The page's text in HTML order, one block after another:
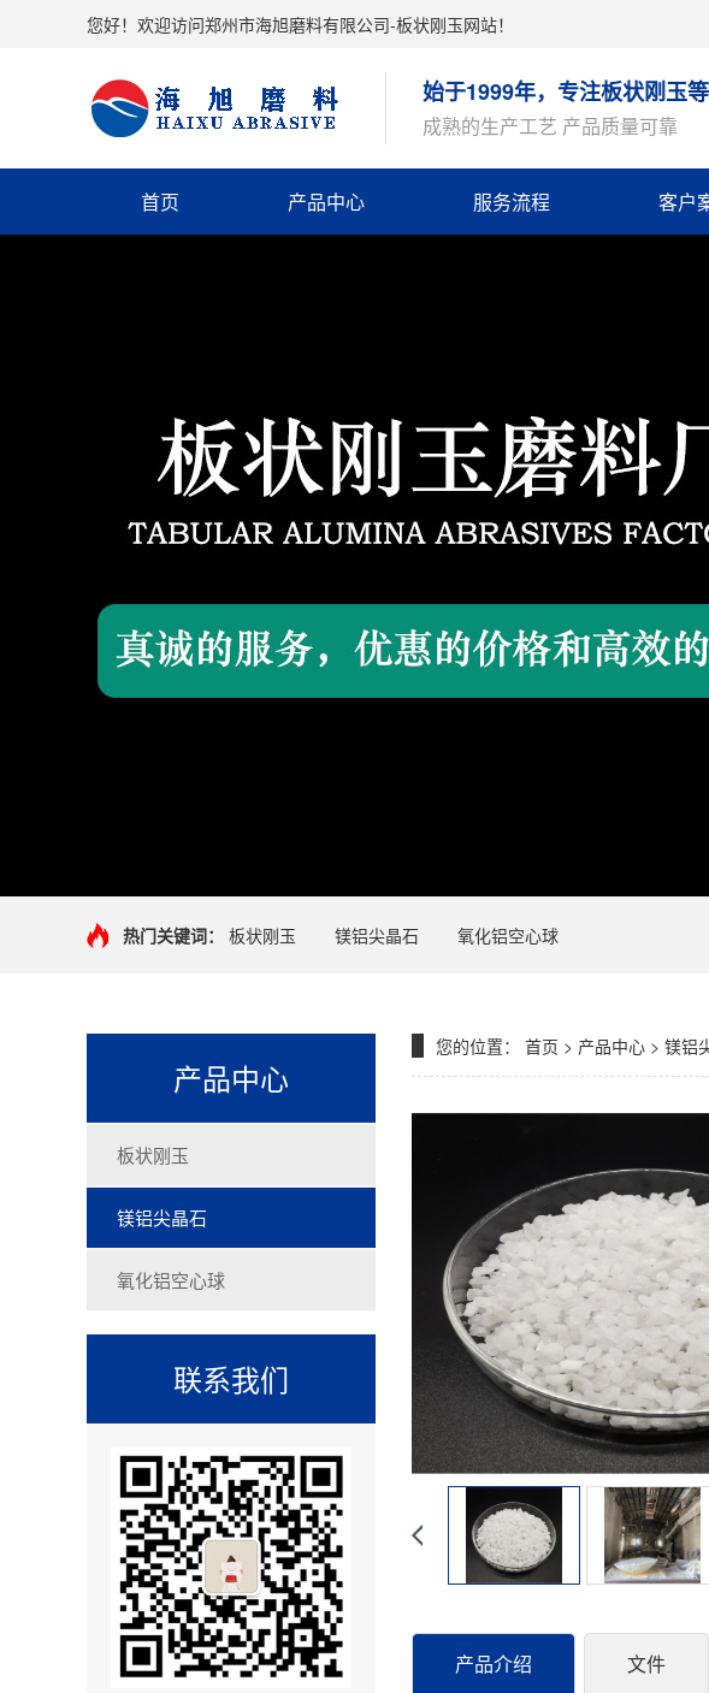
您好！欢迎访问郑州市海旭磨料有限公司-板状刚玉网站！
始于1999年，专注板状刚玉
成熟的生产工艺 产品质量可靠
首页 产品中心 服务流程 客户
热门关键词： 板状刚玉 镁铝尖晶石 氧化铝空心球
产品中心
板状刚玉
镁铝尖晶石
氧化铝空心球
联系我们
您的位置： 首页 > 产品中心 > 镁铝
产品介绍 文件